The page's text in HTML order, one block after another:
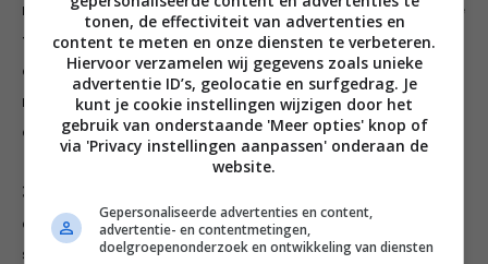
rechthoek en snijd in tweeen. Leg de lange kant naar je
toe en beleg de onderste helft van elke rechthoek met
de helft van het worstmengsel; bestrijk de bovenrand
met geklopt ei. Rol de rechthoeken om de vulling en
druk de randen aan.
3. Bestrijk de bovenkant van elke rol met wat ei, strooi
de sesamzaadjes erover en snijd elke rol in drie
stukken. Leg ze op een met bakpapier beklede bakplaat
tonen, de effectiviteit van advertenties en
content te meten en onze diensten te verbeteren.
Hiervoor verzamelen wij gegevens zoals unieke
advertentie ID’s, geolocatie en surfgedrag. Je
kunt je cookie instellingen wijzigen door het
gebruik van onderstaande 'Meer opties' knop of
via 'Privacy instellingen aanpassen' onderaan de
website.
Gepersonaliseerde advertenties en content,
advertentie- en contentmetingen,
doelgroepenonderzoek en ontwikkeling van diensten